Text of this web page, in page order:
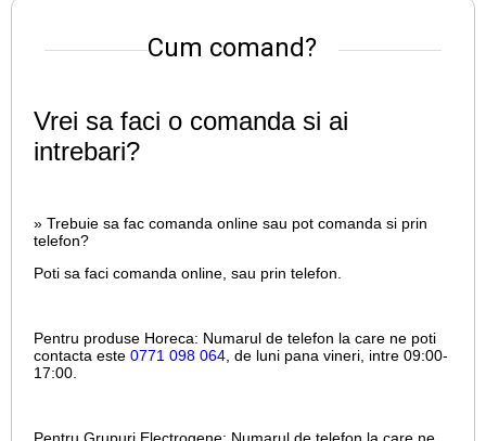
Cum comand?
Vrei sa faci o comanda si ai
intrebari?
» Trebuie sa fac comanda online sau pot comanda si prin
telefon?
Poti sa faci comanda online, sau prin telefon.
Pentru produse Horeca: Numarul de telefon la care ne poti
contacta este 0771 098 064, de luni pana vineri, intre 09:00-
17:00.